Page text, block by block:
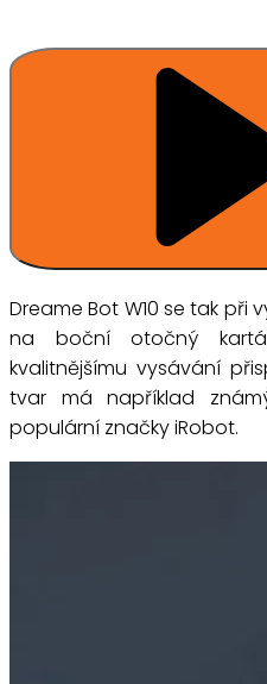
Dreame Bot W10 se tak při
na boční otočný
kvalitnějšímu vysávání
tvar má například
populární značky iRobot.